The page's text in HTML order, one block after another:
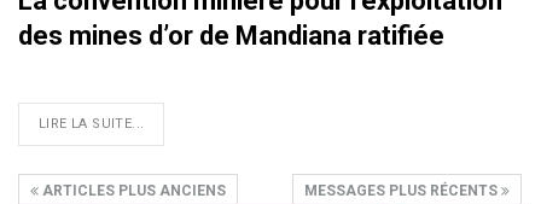
des mines d’or de Mandiana ratifiée
LIRE LA SUITE...
ARTICLES PLUS ANCIENS MESSAGES PLUS RÉCENTS